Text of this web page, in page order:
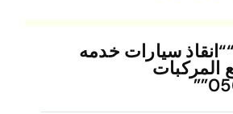
سيارات خدمه